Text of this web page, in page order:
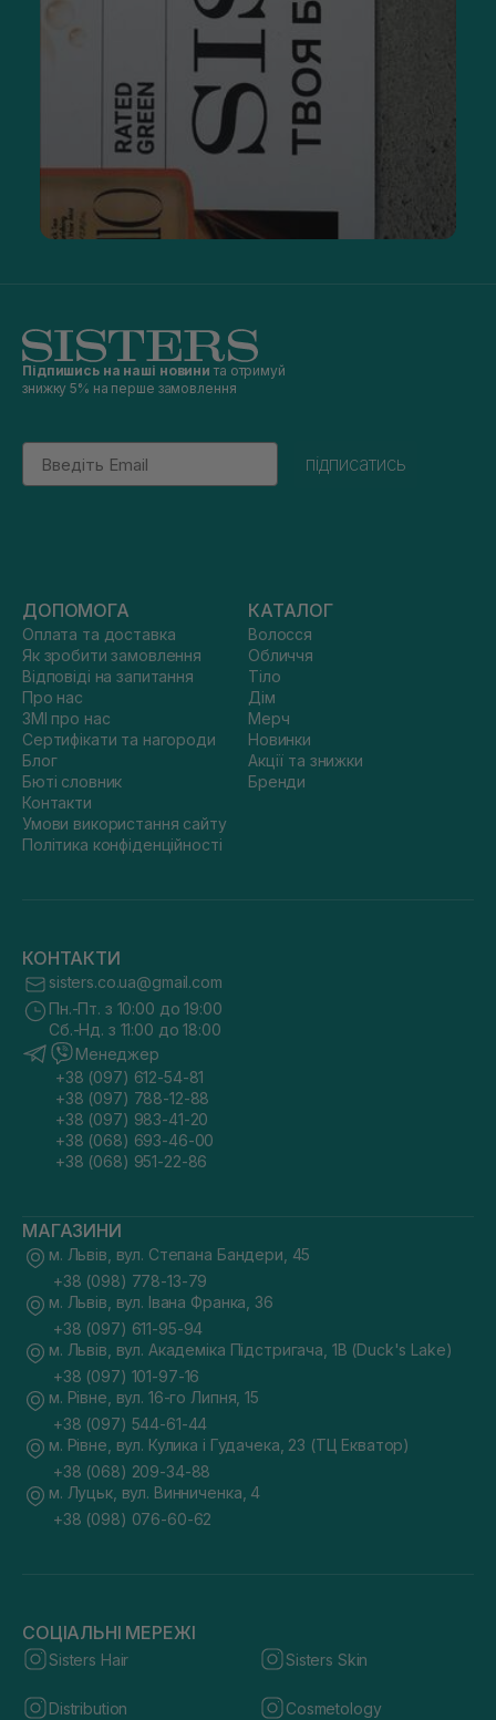
Підпишись на наші новини та отримуй
знижку 5% на перше замовлення
Email
підписатись
ДОПОМОГА
Оплата та доставка
Як зробити замовлення
Відповіді на запитання
Про нас
ЗМІ про нас
Сертифікати та нагороди
Блог
Бюті словник
Контакти
Умови використання сайту
Політика конфіденційності
КАТАЛОГ
Волосся
Обличчя
Тіло
Дім
Мерч
Новинки
Акції та знижки
Бренди
КОНТАКТИ
sisters.co.ua@gmail.com
Пн.-Пт. з 10:00 до 19:00
Сб.-Нд. з 11:00 до 18:00
Менеджер
+38 (097) 612-54-81
+38 (097) 788-12-88
+38 (097) 983-41-20
+38 (068) 693-46-00
+38 (068) 951-22-86
МАГАЗИНИ
м. Львів, вул. Степана Бандери, 45
+38 (098) 778-13-79
м. Львів, вул. Івана Франка, 36
+38 (097) 611-95-94
м. Львів, вул. Академіка Підстригача, 1В (Duck's Lake)
+38 (097) 101-97-16
м. Рівне, вул. 16-го Липня, 15
+38 (097) 544-61-44
м. Рівне, вул. Кулика і Гудачека, 23 (ТЦ Екватор)
+38 (068) 209-34-88
м. Луцьк, вул. Винниченка, 4
+38 (098) 076-60-62
СОЦІАЛЬНІ МЕРЕЖІ
Sisters Hair Sisters Skin
Distribution Cosmetology